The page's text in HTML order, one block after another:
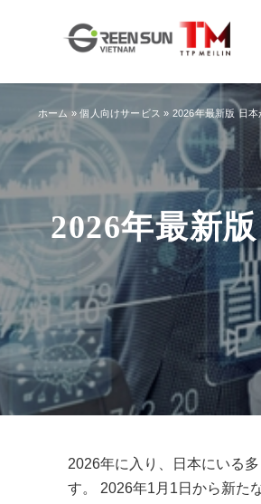
2026年最新
ホーム » 個人向けサービス » 2026年最新版 日
2026年に入り、日本にいる
す。 2026年1月1日から新た